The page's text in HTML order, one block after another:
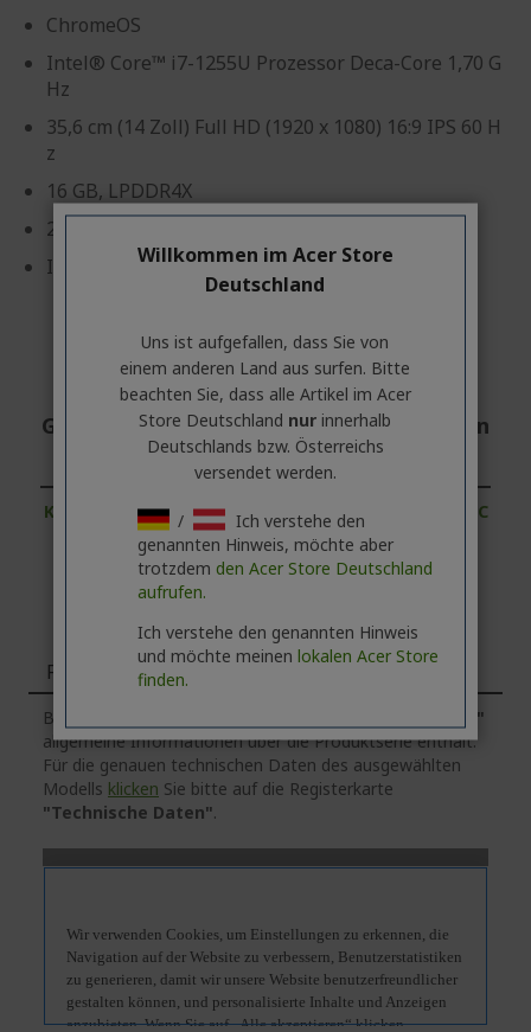
ChromeOS
Intel® Core™ i7-1255U Prozessor Deca-Core 1,70 G
Hz
35,6 cm (14 Zoll) Full HD (1920 x 1080) 16:9 IPS 60 H
z
16 GB, LPDDR4X
256 GB SSD
Intel® Iris® Xe Graphics geteilter Speicher
Geschäftskunde? Hier bestes Angebot an
fordern!
KONTAKTIEREN SIE UNS
ERSTELLEN SIE EINEN AC
COUNT
Funktionen
Bitte beachten Sie, dass die Registerkarte
"Funktionen"
allgemeine Informationen über die Produktserie enthält.
Für die genauen technischen Daten des ausgewählten
Modells klicken Sie bitte auf die Registerkarte
"Technische Daten".
Willkommen im Acer Store
Deutschland
Uns ist aufgefallen, dass Sie von
einem anderen Land aus surfen. Bitte
beachten Sie, dass alle Artikel im Acer
Store Deutschland nur innerhalb
Deutschlands bzw. Österreichs
versendet werden.
/
Ich verstehe den
genannten Hinweis, möchte aber
trotzdem den Acer Store Deutschland
aufrufen.
Ich verstehe den genannten Hinweis
und möchte meinen lokalen Acer Store
finden.